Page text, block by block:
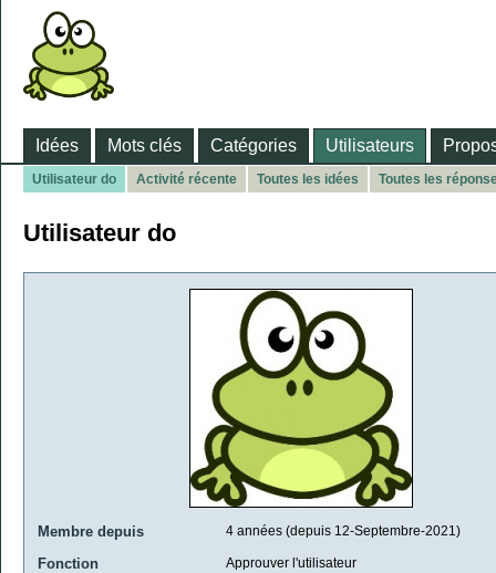
Idées Mots clés Catégories Utilisateurs
Utilisateur do Activité récente Toutes les idées Toutes les
Utilisateur do
Membre depuis 4 années (depuis 12-Septembre-2021)
Fonction Approuver l'utilisateur